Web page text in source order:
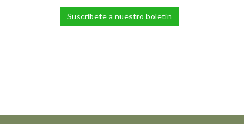
Suscríbete a nuestro boletín